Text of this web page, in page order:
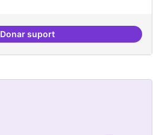
Donar suportConsolidació d'eixos clau